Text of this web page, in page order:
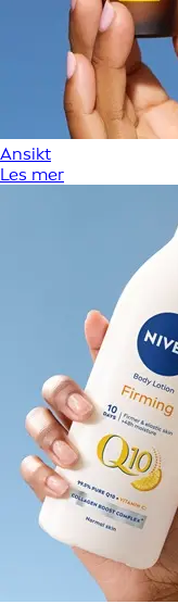
Ansikt
Les mer